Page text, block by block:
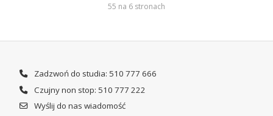
55 na 6 stronach
Zadzwoń do studia: 510 777 666
Czujny non stop: 510 777 222
Wyślij do nas wiadomość